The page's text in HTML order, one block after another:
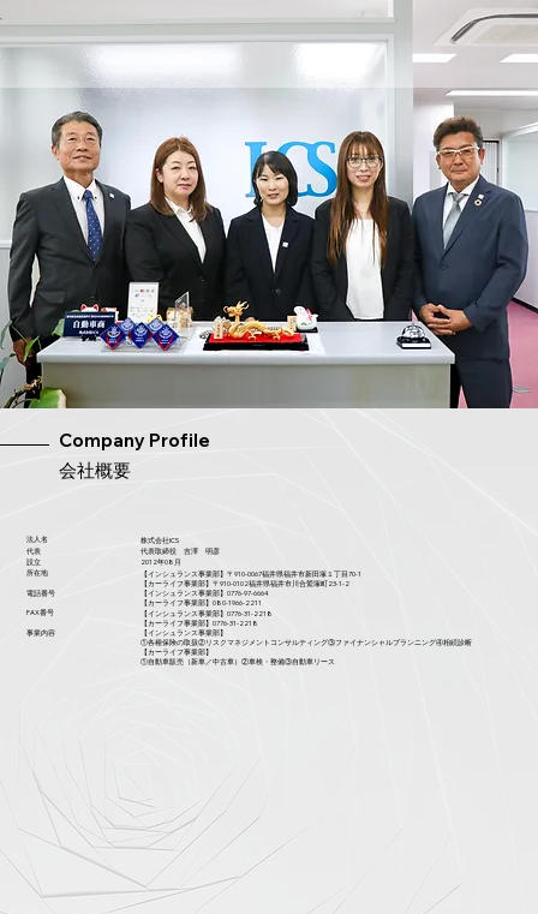
Company Profile
​会社概要
法人名
株式会社ICS
​代表
代表取締役 吉澤 明彦
設立
2012年08月
所在地
【インシュランス事業部】〒910-0067福井県福井市新田塚１丁目70-1
【カーライフ事業部】〒910-0102福井県福井市川合鷲塚町23-1-2
電話番号
【インシュランス事業部】0776-97-6664
【カーライフ事業部】080-1966-2211
FAX番号
【インシュランス事業部】0776-31-2218
【カーライフ事業部】0776-31-2218
​事業内容
【インシュランス事業部】
①各種保険の取扱②リスクマネジメントコンサルティング③ファイナンシャルプランニング④相続診断
【カーライフ事業部】
①自動車販売（新車／中古車）②車検・整備③自動車リース